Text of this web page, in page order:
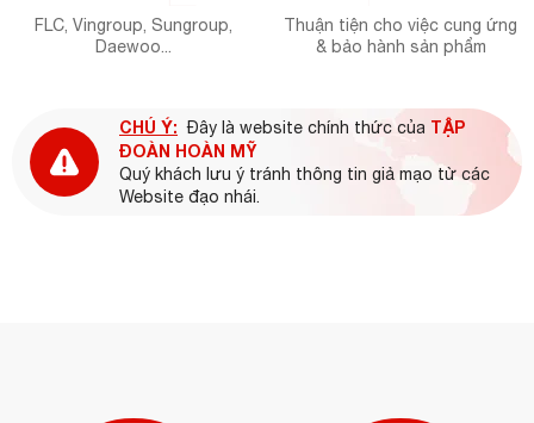
FLC, Vingroup, Sungroup,
Daewoo...
Thuận tiện cho việc cung ứng
& bảo hành sản phẩm
CHÚ Ý: Đây là website chính thức của TẬP
ĐOÀN HOÀN MỸ
Quý khách lưu ý tránh thông tin giả mạo từ các
Website đạo nhái.